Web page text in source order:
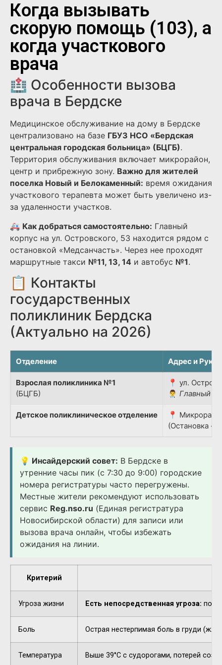
Когда вызывать
скорую помощь (103), а
когда участкового
врача
🏥 Особенности вызова
врача в Бердске
Медицинское обслуживание на дому в Бердске
централизовано на базе ГБУЗ НСО «Бердская
центральная городская больница» (БЦГБ).
Территория обслуживания включает микрорайон,
центр и прибрежную зону. Важно для жителей
поселка Новый и Белокаменный: время ожидания
участкового терапевта может быть увеличено из-
за удаленности участков.
🚑 Как добраться самостоятельно: Главный
корпус на ул. Островского, 53 находится рядом с
остановкой «Медсанчасть». Через нее проходят
маршрутные такси №11, 13, 14 и автобус №1.
📋 Контакты
государственных
поликлиник Бердска
(Актуально на 2026)
Отделение Адрес и
Взрослая поликлиника №1
(БЦГБ)
📍 ул.
👨‍⚕️ Главный
Детское поликлиническое отделение
📍
(Остановка
💡 Инсайдерский совет: В Бердске в
утренние часы пик (с 7:30 до 9:00) городские
номера регистратуры часто перегружены.
Местные жители рекомендуют использовать
сервис Reg.nso.ru (Единая регистратура
Новосибирской области) для записи или
вызова врача онлайн, чтобы избежать
ожидания на линии.
Критерий
Угроза жизни Есть непосредственная угроза:
Боль Острая нестерпимая боль в груди
Температура Выше 39°C с судорогами, потерей